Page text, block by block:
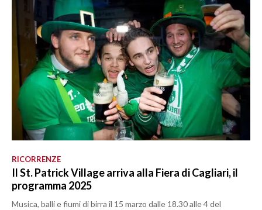
RICORRENZE
Il St. Patrick Village arriva alla Fiera di Cagliari, il
programma 2025
Musica, balli e fiumi di birra il 15 marzo dalle 18.30 alle 4 del